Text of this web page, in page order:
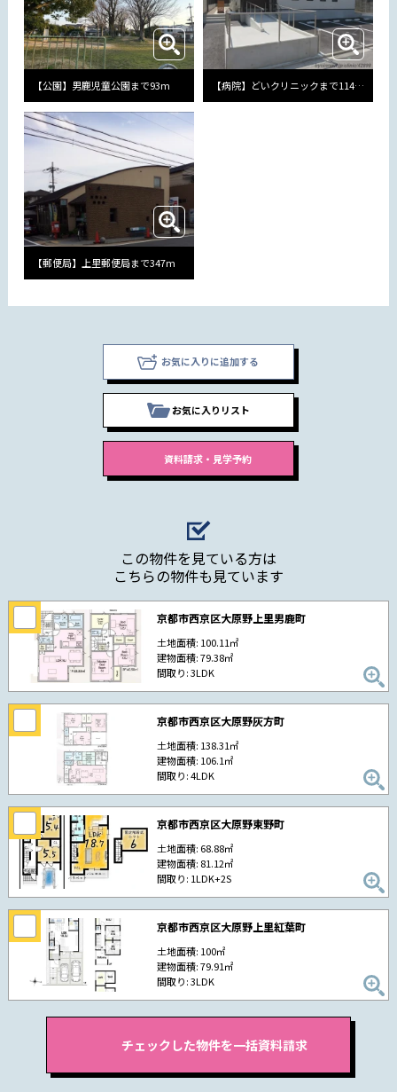
【公園】男鹿児童公園まで93m 【病院】どいクリニックまで114m
【郵便局】上里郵便局まで347m
お気に入りに追加する
お気に入りリスト
この物件を見ている方は
こちらの物件も見ています
京都市西京区大原野上里男鹿町
土地面積: 100.11㎡
建物面積: 79.38㎡
間取り: 3LDK
京都市西京区大原野灰方町
土地面積: 138.31㎡
建物面積: 106.1㎡
間取り: 4LDK
京都市西京区大原野東野町
土地面積: 68.88㎡
建物面積: 81.12㎡
間取り: 1LDK+2S
京都市西京区大原野上里紅葉町
土地面積: 100㎡
建物面積: 79.91㎡
間取り: 3LDK